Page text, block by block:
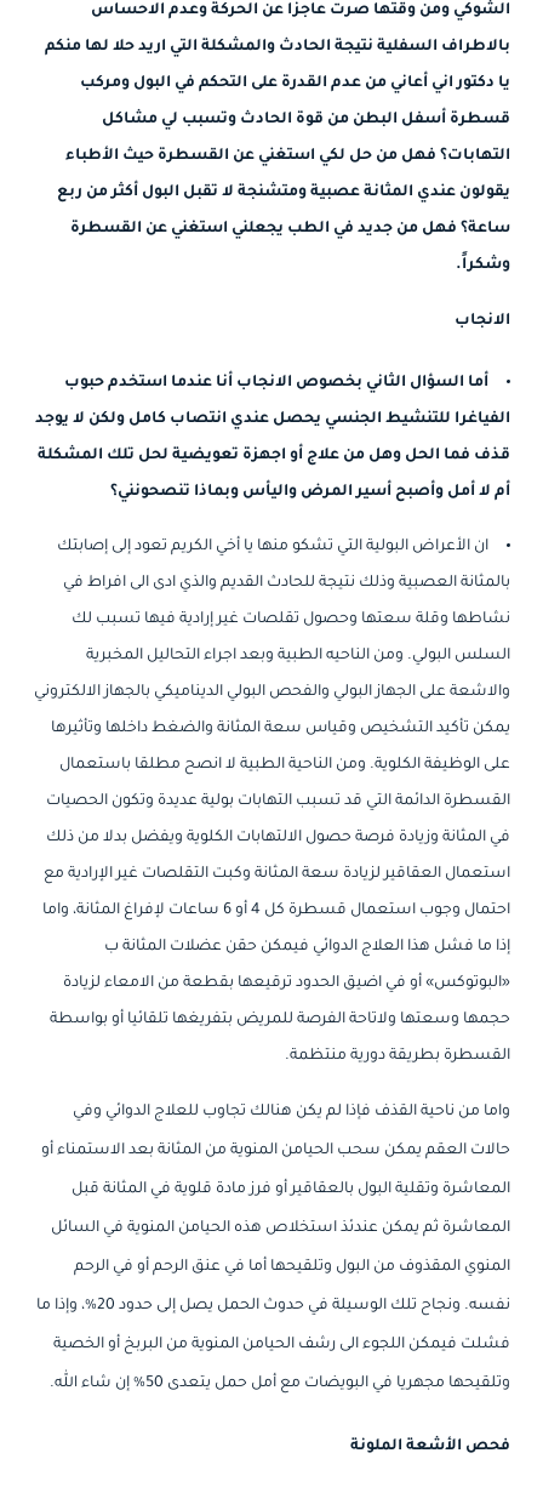
الشوكي ومن وقتها صرت عاجزا عن الحركة وعدم الاحساس
بالاطراف السفلية نتيجة الحادث والمشكلة التي اريد حلا لها منكم
يا دكتور اني أعاني من عدم القدرة على التحكم في البول ومركب
قسطرة أسفل البطن من قوة الحادث وتسبب لي مشاكل
التهابات؟ فهل من حل لكي استغني عن القسطرة حيث الأطباء
يقولون عندي المثانة عصبية ومتشنجة لا تقبل البول أكثر من ربع
ساعة؟ فهل من جديد في الطب يجعلني استغني عن القسطرة
وشكراً.
الانجاب
أما السؤال الثاني بخصوص الانجاب أنا عندما استخدم حبوب
الفياغرا للتنشيط الجنسي يحصل عندي انتصاب كامل ولكن لا يوجد
قذف فما الحل وهل من علاج أو اجهزة تعويضية لحل تلك المشكلة
أم لا أمل وأصبح أسير المرض واليأس وبماذا تنصحونني؟
ان الأعراض البولية التي تشكو منها يا أخي الكريم تعود إلى إصابتك
بالمثانة العصبية وذلك نتيجة للحادث القديم والذي ادى الى افراط في
نشاطها وقلة سعتها وحصول تقلصات غير إرادية فيها تسبب لك
السلس البولي. ومن الناحيه الطبية وبعد اجراء التحاليل المخبرية
والاشعة على الجهاز البولي والفحص البولي الديناميكي بالجهاز الالكتروني
يمكن تأكيد التشخيص وقياس سعة المثانة والضغط داخلها وتأثيرها
على الوظيفة الكلوية. ومن الناحية الطبية لا انصح مطلقا باستعمال
القسطرة الدائمة التي قد تسبب التهابات بولية عديدة وتكون الحصيات
في المثانة وزيادة فرصة حصول الالتهابات الكلوية ويفضل بدلا من ذلك
استعمال العقاقير لزيادة سعة المثانة وكبت التقلصات غير الإرادية مع
احتمال وجوب استعمال قسطرة كل 4 أو 6 ساعات لإفراغ المثانة، واما
إذا ما فشل هذا العلاج الدوائي فيمكن حقن عضلات المثانة ب
«البوتوكس» أو في اضيق الحدود ترقيعها بقطعة من الامعاء لزيادة
حجمها وسعتها ولاتاحة الفرصة للمريض بتفريغها تلقائيا أو بواسطة
القسطرة بطريقة دورية منتظمة.
واما من ناحية القذف فإذا لم يكن هنالك تجاوب للعلاج الدوائي وفي
حالات العقم يمكن سحب الحيامن المنوية من المثانة بعد الاستمناء أو
المعاشرة وتقلية البول بالعقاقير أو فرز مادة قلوية في المثانة قبل
المعاشرة ثم يمكن عندئذ استخلاص هذه الحيامن المنوية في السائل
المنوي المقذوف من البول وتلقيحها أما في عنق الرحم أو في الرحم
نفسه. ونجاح تلك الوسيلة في حدوث الحمل يصل إلى حدود 20%، وإذا ما
فشلت فيمكن اللجوء الى رشف الحيامن المنوية من البربخ أو الخصية
وتلقيحها مجهريا في البويضات مع أمل حمل يتعدى 50% إن شاء الله.
فحص الأشعة الملونة